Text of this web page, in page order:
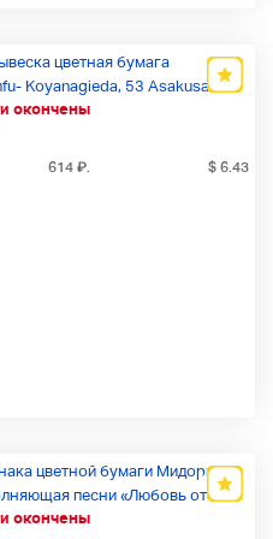
окончены
цветная бумага
Koyanagieda, 53 Asakusa
614 ₽. $ 6.43
окончены
цветной бумаги Мидори
песни «Любовь от
«Дорога Исхода»,